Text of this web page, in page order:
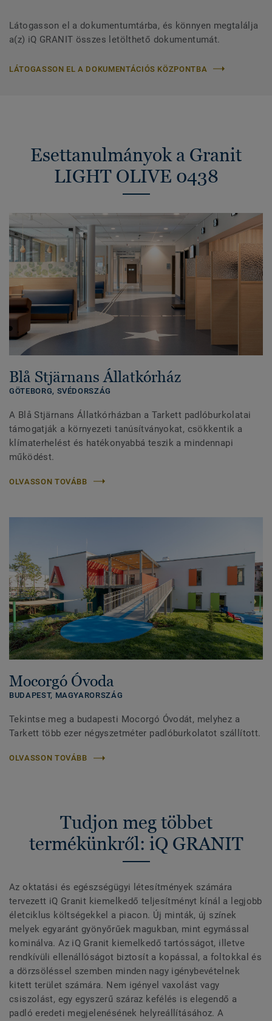
Látogasson el a dokumentumtárba, és könnyen megtalálja
a(z) iQ GRANIT összes letölthető dokumentumát.
LÁTOGASSON EL A DOKUMENTÁCIÓS KÖZPONTBA
Esettanulmányok a Granit
LIGHT OLIVE 0438
Blå Stjärnans Állatkórház
GÖTEBORG, SVÉDORSZÁG
A Blå Stjärnans Állatkórházban a Tarkett padlóburkolatai
támogatják a környezeti tanúsítványokat, csökkentik a
klímaterhelést és hatékonyabbá teszik a mindennapi
működést.
OLVASSON TOVÁBB
Mocorgó Óvoda
BUDAPEST, MAGYARORSZÁG
Tekintse meg a budapesti Mocorgó Óvodát, melyhez a
Tarkett több ezer négyszetméter padlóburkolatot szállított.
OLVASSON TOVÁBB
Tudjon meg többet
termékünkről: iQ GRANIT
Az oktatási és egészségügyi létesítmények számára
tervezett iQ Granit kiemelkedő teljesítményt kínál a legjobb
életciklus költségekkel a piacon. Új minták, új színek
melyek egyaránt gyönyőrűek magukban, mint egymással
kominálva. Az iQ Granit kiemelkedő tartósságot, illetve
rendkívüli ellenállóságot biztosít a kopással, a foltokkal és
a dörzsöléssel szemben minden nagy igénybevételnek
kitett terület számára. Nem igényel vaxolást vagy
csiszolást, egy egyszerű száraz kefélés is elegendő a
padló eredeti megjelenésének helyreállításához. A